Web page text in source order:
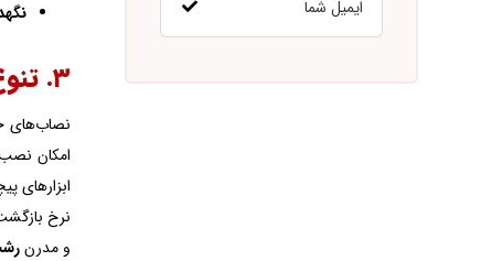
۳. تنوع مدل و نصب آسان: چرا نصابان در رشت عاشق آن هستند؟
نصاب‌های
امکان
ابزارهای
نرخ
و مدرن